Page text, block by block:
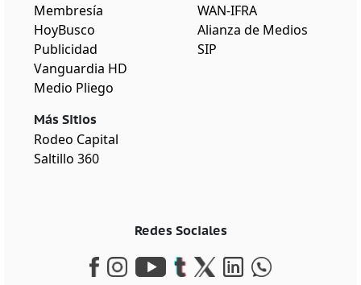
Membresía
HoyBusco
Publicidad
Vanguardia HD
Medio Pliego
Más Sitios
Rodeo Capital
Saltillo 360
WAN-IFRA
Alianza de Medios
SIP
Redes Sociales